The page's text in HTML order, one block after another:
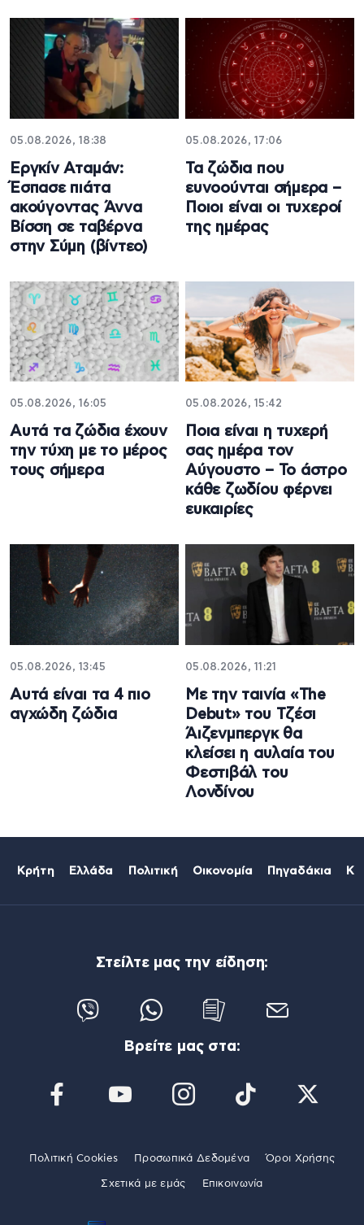
05.08.2026, 18:38
Εργκίν Αταμάν:
Έσπασε πιάτα
ακούγοντας Άννα
Βίσση σε ταβέρνα
στην Σύμη (βίντεο)
05.08.2026, 17:06
Τα ζώδια που
ευνοούνται σήμερα –
Ποιοι είναι οι τυχεροί
της ημέρας
05.08.2026, 16:05
Αυτά τα ζώδια έχουν
την τύχη με το μέρος
τους σήμερα
05.08.2026, 15:42
Ποια είναι η τυχερή
σας ημέρα τον
Αύγουστο – Το άστρο
κάθε ζωδίου φέρνει
ευκαιρίες
05.08.2026, 13:45
Αυτά είναι τα 4 πιο
αγχώδη ζώδια
05.08.2026, 11:21
Με την ταινία «The
Debut» του Τζέσι
Άιζενμπεργκ θα
κλείσει η αυλαία του
Φεστιβάλ του
Λονδίνου
Κρήτη Ελλάδα Πολιτική Οικονομία Πηγαδάκια
Στείλτε μας την είδηση:
Βρείτε μας στα:
Πολιτική Cookies Προσωπικά Δεδομένα Όροι Χρήσης
Σχετικά με εμάς Επικοινωνία